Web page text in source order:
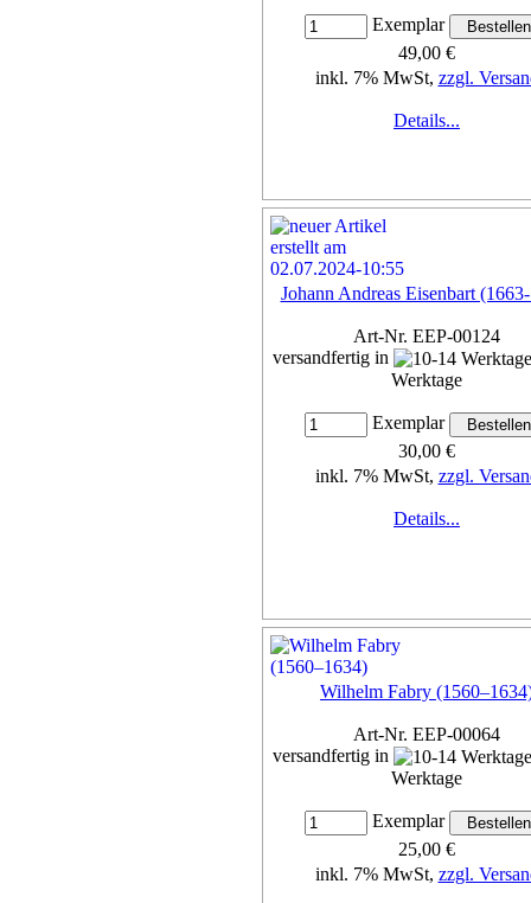
Exemplar
49,00 €
inkl. 7% MwSt, zzgl.
Details...
Johann Andreas Eisenbart
Art-Nr. EEP-00124
versandfertig in
Werktage
Exemplar
30,00 €
inkl. 7% MwSt, zzgl.
Details...
Wilhelm Fabry
Art-Nr. EEP-00064
versandfertig in
Werktage
Exemplar
25,00 €
inkl. 7% MwSt, zzgl.